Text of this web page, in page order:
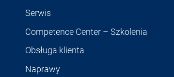
Serwis
Competence Center – Szkolenia
Obsługa klienta
Naprawy